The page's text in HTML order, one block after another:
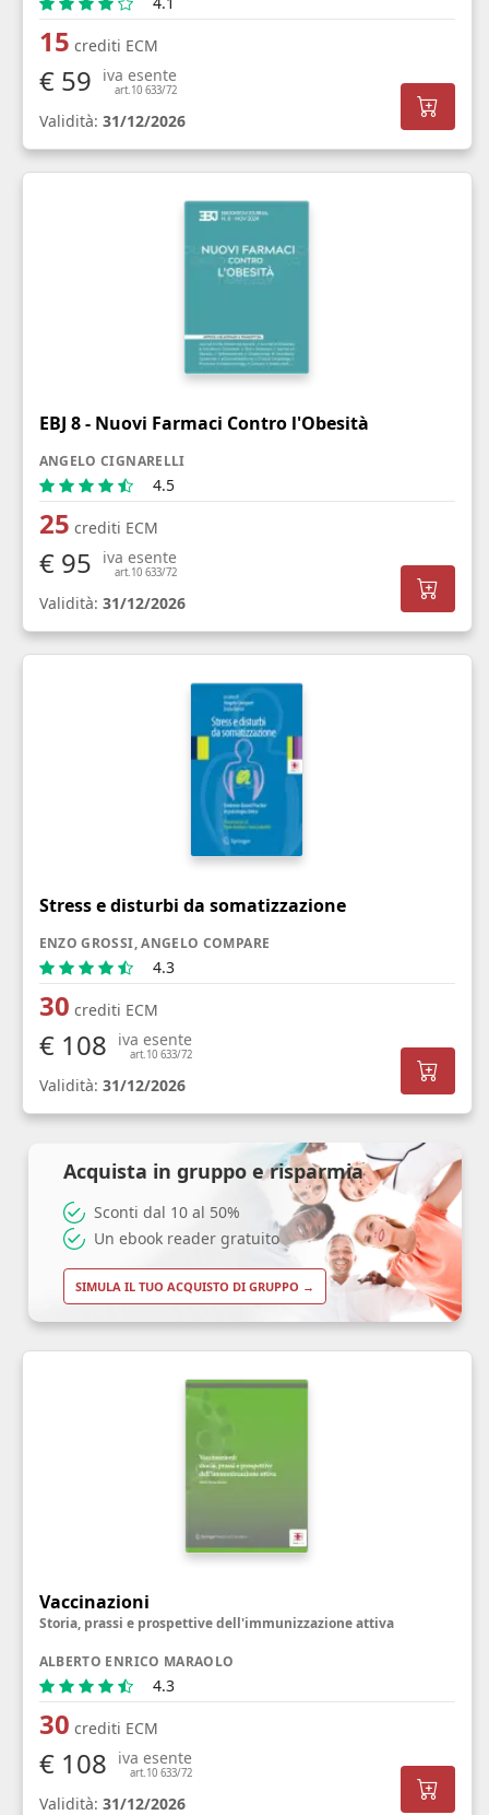
15 crediti ECM
€ 59 iva esente
art.10 633/72
Validità: 31/12/2026
EBJ 8 - Nuovi Farmaci Contro l'Obesità
ANGELO CIGNARELLI
4.5
25 crediti ECM
€ 95 iva esente
art.10 633/72
Validità: 31/12/2026
Stress e disturbi da somatizzazione
ENZO GROSSI, ANGELO COMPARE
4.3
30 crediti ECM
€ 108 iva esente
art.10 633/72
Validità: 31/12/2026
Vaccinazioni
Storia, prassi e prospettive dell'immunizzazione attiva
ALBERTO ENRICO MARAOLO
4.3
30 crediti ECM
€ 108 iva esente
art.10 633/72
Validità: 31/12/2026
Acquista in gruppo e risparmia
Sconti dal 10 al 50%
Un ebook reader gratuito
SIMULA IL TUO ACQUISTO DI GRUPPO →